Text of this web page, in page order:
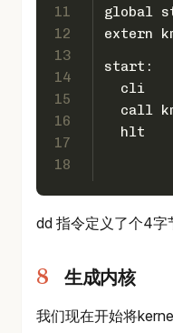
11
12
13
14
15
16
17
18
global
start:
call
dd 指令定义了个4字
生成内核
我们现在开始将